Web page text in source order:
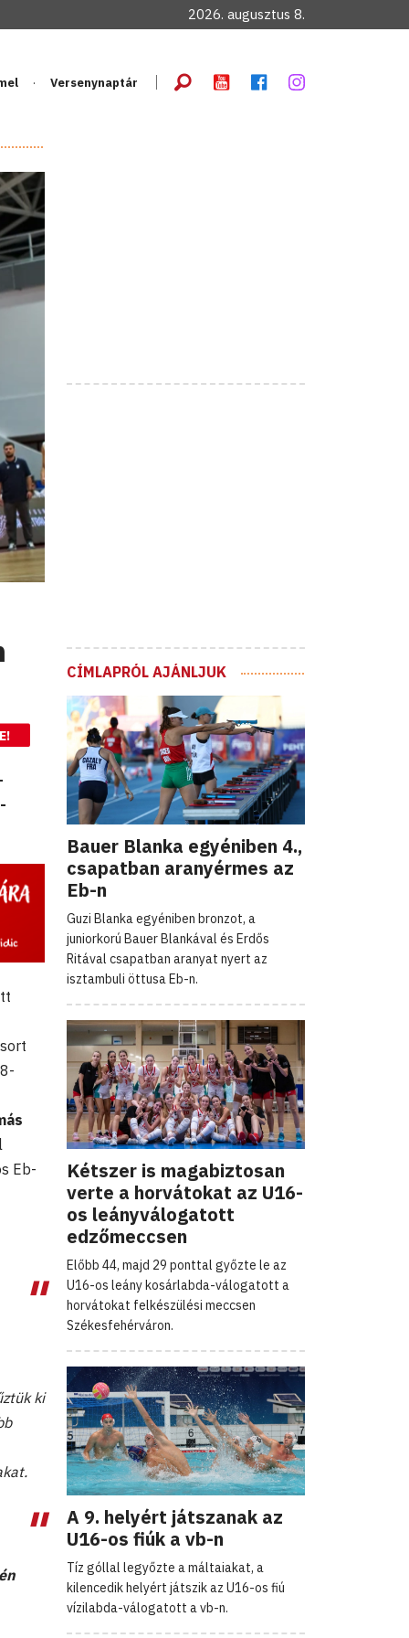
2026. augusztus 8.
Versenynaptár
Eb-
ki
CÍMLAPRÓL AJÁNLJUK
Bauer Blanka egyéniben 4.,
csapatban aranyérmes az
Eb-n
Guzi Blanka egyéniben bronzot, a
juniorkorú Bauer Blankával és Erdős
Ritával csapatban aranyat nyert az
isztambuli öttusa Eb-n.
Kétszer is magabiztosan
verte a horvátokat az U16-
os leányválogatott
edzőmeccsen
Előbb 44, majd 29 ponttal győzte le az
U16-os leány kosárlabda-válogatott a
horvátokat felkészülési meccsen
Székesfehérváron.
A 9. helyért játszanak az
U16-os fiúk a vb-n
Tíz góllal legyőzte a máltaiakat, a
kilencedik helyért játszik az U16-os fiú
vízilabda-válogatott a vb-n.